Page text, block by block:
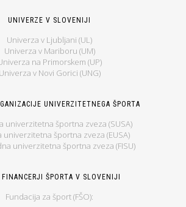
UNIVERZE V SLOVENIJI
Univerza v Ljubljani (UL)
Univerza v Mariboru (UM)
na Primorskem (UP)
Univerza v Novi Gorici (UNG)
UNIVERZITETNEGA ŠPORTA
univerzitetna športna zveza (SUSA)
univerzitetna športna zveza (EUSA)
univerzitetna športna zveza (FISU)
ŠPORTA V SLOVENIJI
Fundacija za šport (FŠO):